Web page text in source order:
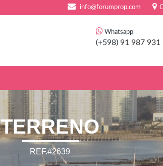
info@forumprop.com
Whatsapp
(+598) 91 987 931
TERRENO
REF.#2639